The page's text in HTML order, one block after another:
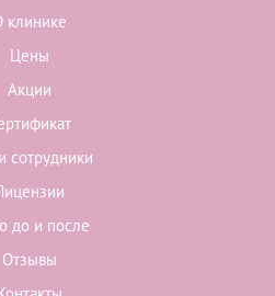
клинике
Цены
Акции
сотрудники
до и после
Отзывы